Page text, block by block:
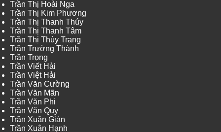
Trần Thị Hoài Nga
Trần Thị Kim Phương
Trần Thị Thanh Thúy
Trần Thị Thanh Tâm
Trần Thị Thùy Trang
Trần Trường Thành
Trần Trọng
Trần Viết Hải
Trần Việt Hải
Trần Văn Cường
Trần Văn Mãn
Trần Văn Phi
Trần Văn Quy
Trần Xuân Giản
Trần Xuân Hạnh